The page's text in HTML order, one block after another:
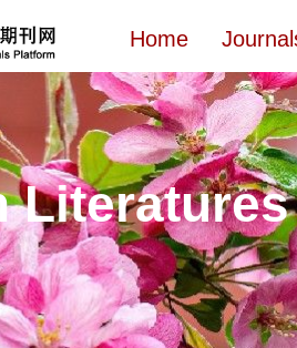
Home
Literatures